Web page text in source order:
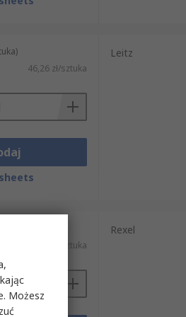
46,26 zł/sztuka
Leitz
14,72 zł/sztuka
Rexel
Możesz